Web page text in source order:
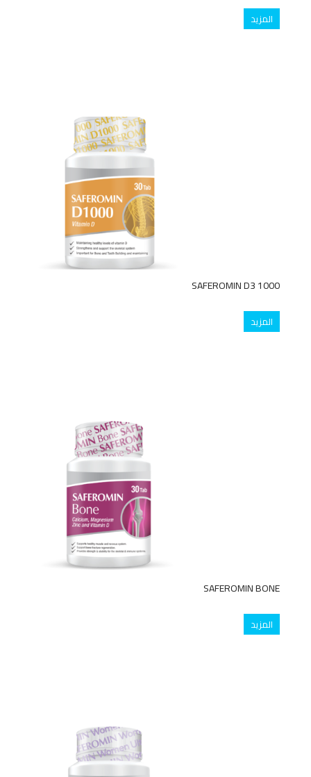
المزيد
SAFEROMIN D3 1000
المزيد
SAFEROMIN BONE
المزيد